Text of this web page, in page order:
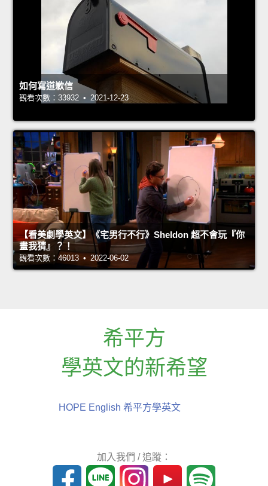
如何寫道歉信
觀看次數：33932 • 2021-12-23
【看美劇學英文】《宅男行不行》Sheldon 超不會玩『你
畫我猜』？！
觀看次數：46013 • 2022-06-02
希平方
學英文的新希望
HOPE English 希平方學英文
加入我們 / 追蹤：